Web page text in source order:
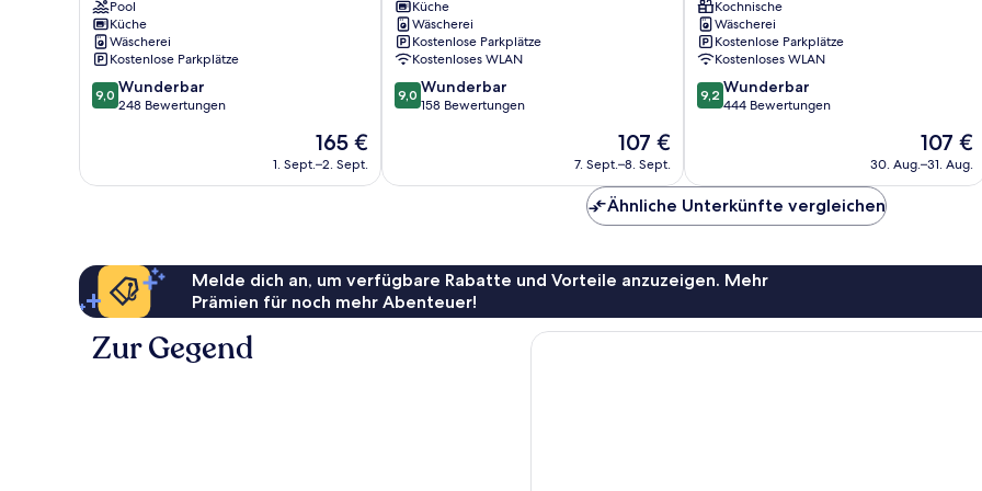
Coldio
Premium
Chatan
Pool
Küche
Wäscherei
Kostenlose Parkplätze
9.0
von
Bewertungen
9,0 Wunderbar
248 Bewertungen
Der
Preis
beträgt
165 €
1. Sept.–2. Sept.
SUNREST
RESORT
Chatan
Küche
Wäscherei
Kostenlose Parkplätze
Kostenloses WLAN
9.0
von
Bewertungen
9,0 Wunderbar
158 Bewertungen
Der
Preis
beträgt
107 €
107 €
7. Sept.–8. Sept.
Chatan
Kochnische
Wäscherei
Kostenlose Parkplätze
Kostenloses WLAN
9.2
von
Bewertungen
9,2 Wunderbar
444 Bewertungen
Der
Preis
beträgt
107 €
30. Aug.–31. Aug.
Ähnliche Unterkünfte vergleichen
Melde dich an, um verfügbare Rabatte und Vorteile anzuzeigen. Mehr
Prämien für noch mehr Abenteuer!
Zur Gegend